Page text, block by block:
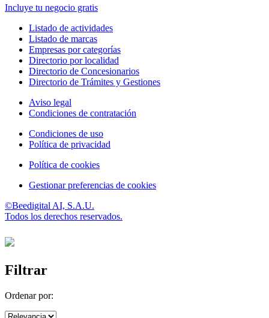
Incluye tu negocio gratis
Listado de actividades
Listado de marcas
Empresas por categorías
Directorio por localidad
Directorio de Concesionarios
Directorio de Trámites y Gestiones
Aviso legal
Condiciones de contratación
Condiciones de uso
Política de privacidad
Política de cookies
Gestionar preferencias de cookies
©Beedigital AI, S.A.U.
Todos los derechos reservados.
Filtrar
Ordenar por: